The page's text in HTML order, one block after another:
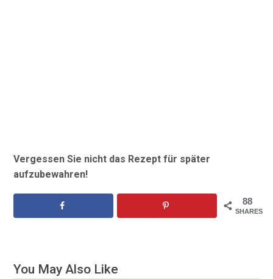
Vergessen Sie nicht das Rezept für später
aufzubewahren!
88
SHARES
You May Also Like